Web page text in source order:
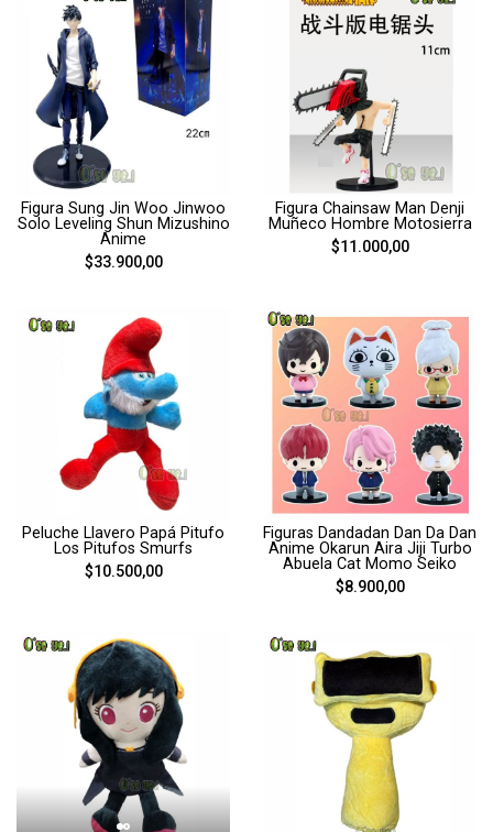
Figura Sung Jin Woo Jinwoo
Solo Leveling Shun Mizushino
Anime
$33.900,00
Figura Chainsaw Man Denji
Muñeco Hombre Motosierra
$11.000,00
Peluche Llavero Papá Pitufo
Los Pitufos Smurfs
$10.500,00
Figuras Dandadan Dan Da Dan
Anime Okarun Aira Jiji Turbo
Abuela Cat Momo Seiko
$8.900,00